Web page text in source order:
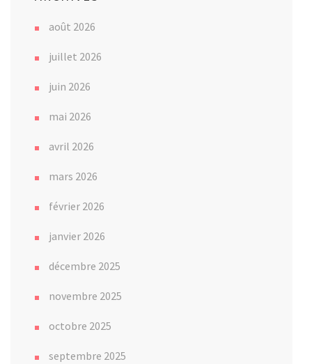
août 2026
juillet 2026
juin 2026
mai 2026
avril 2026
mars 2026
février 2026
janvier 2026
décembre 2025
novembre 2025
octobre 2025
septembre 2025